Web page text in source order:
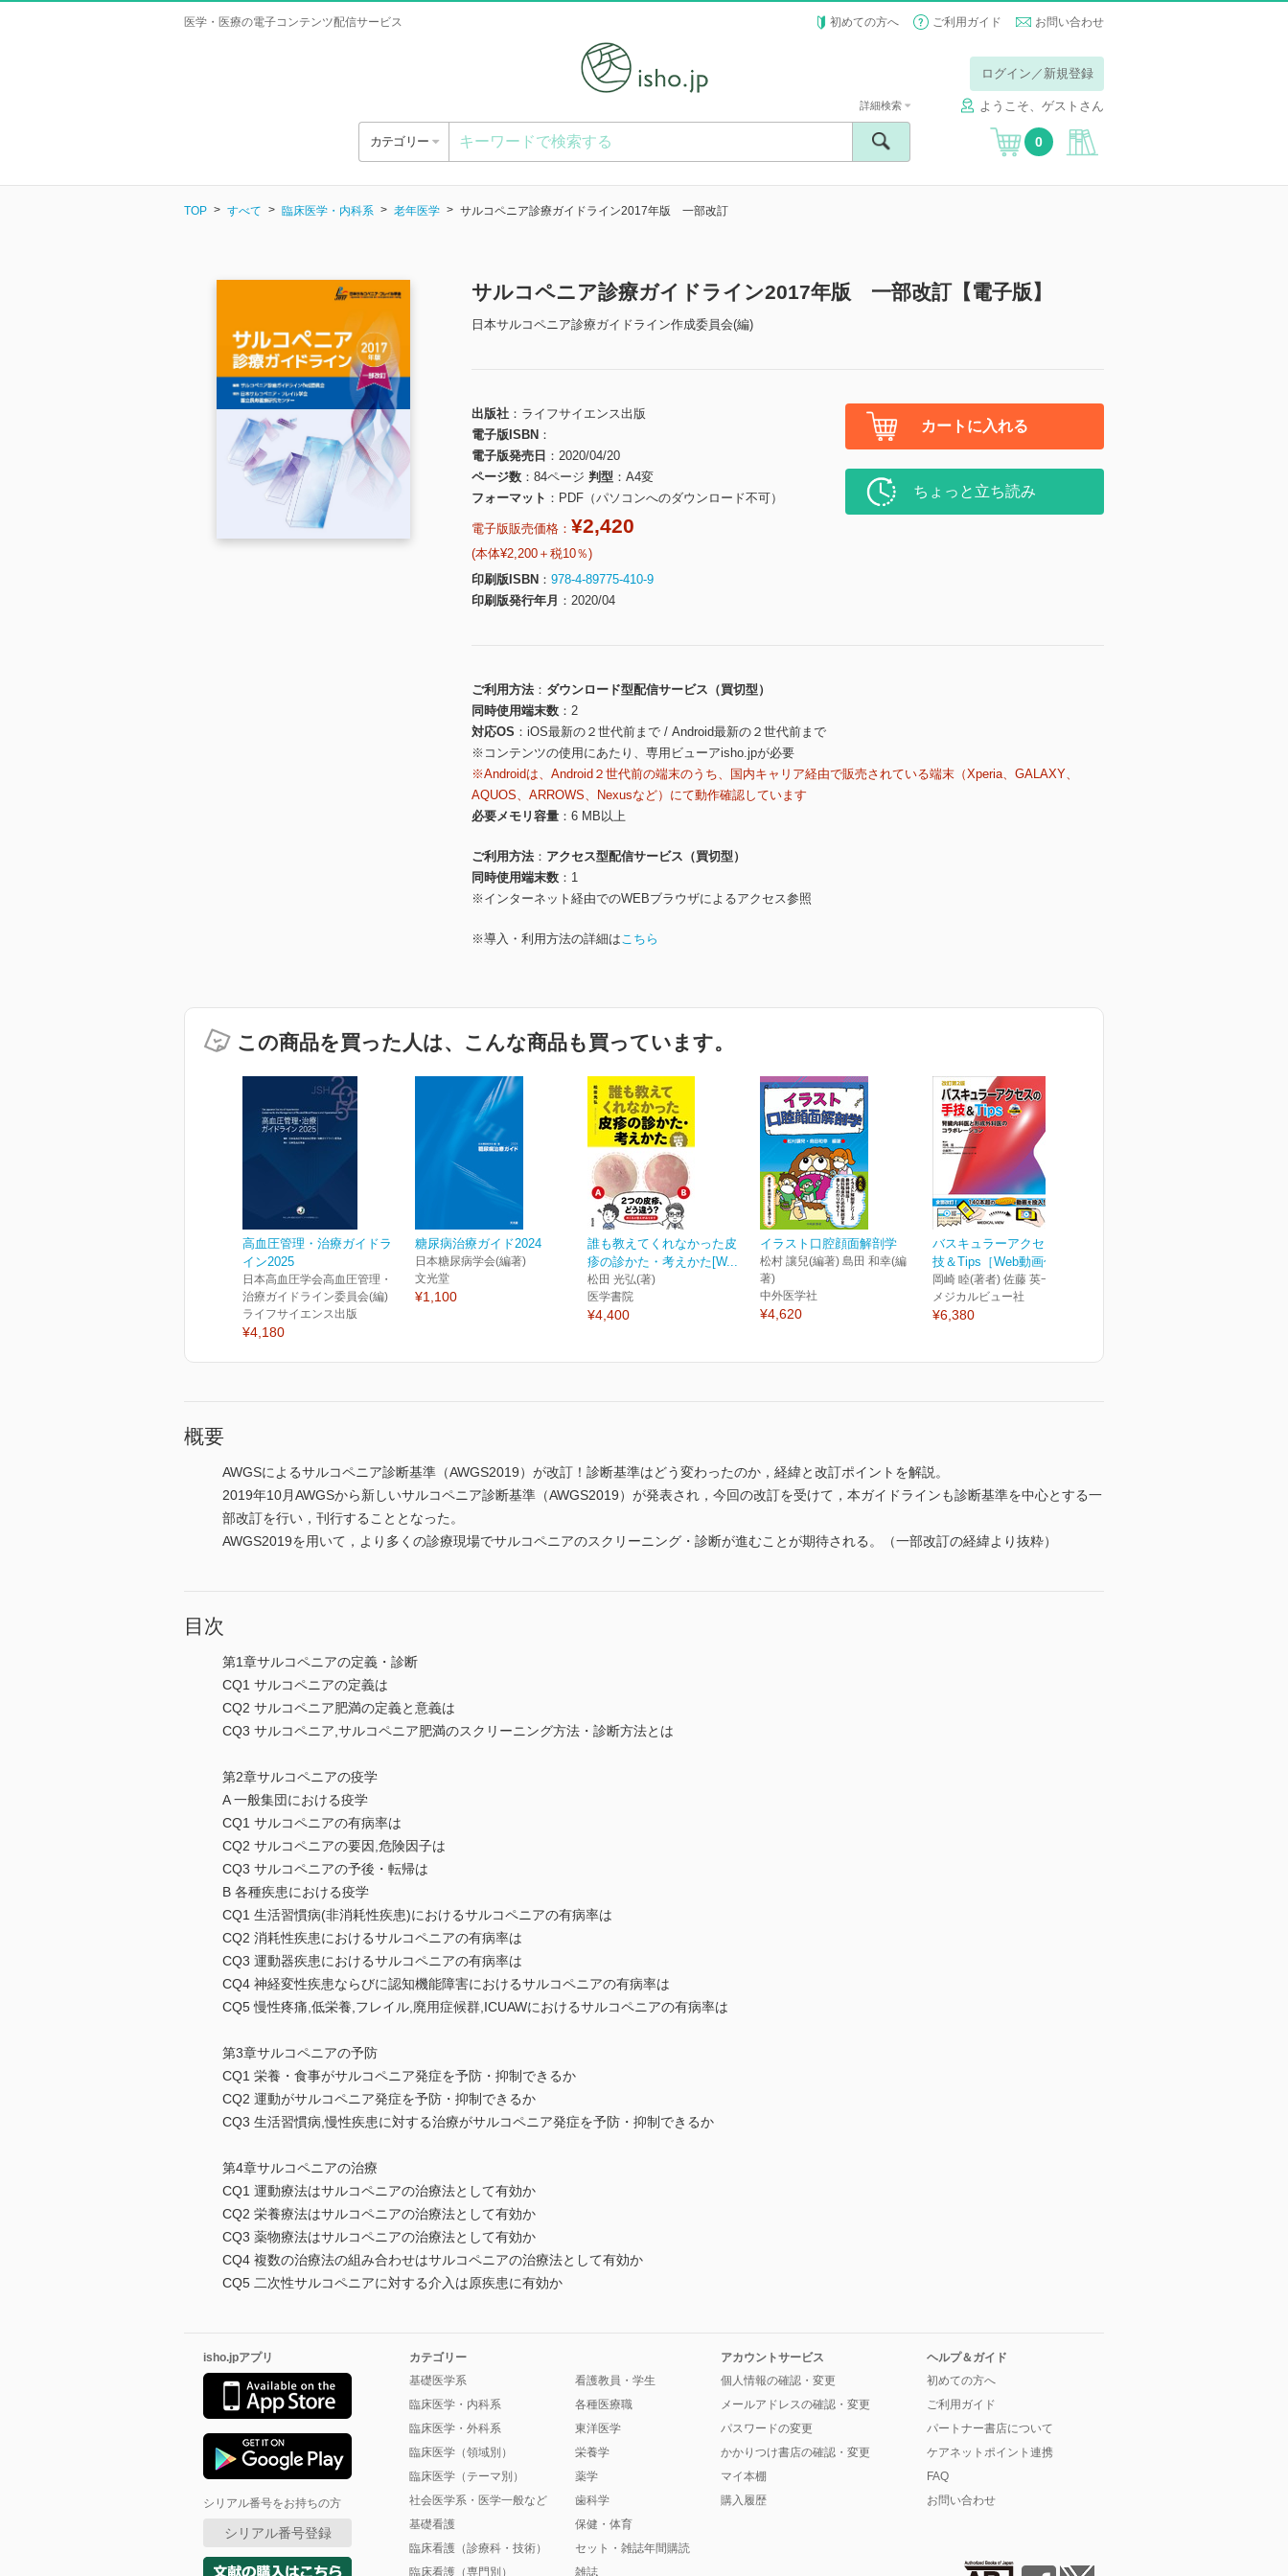
医学・医療の電子コンテンツ配信サービス 初めての方へ ご利用ガイド お問い合わせ
ログイン／新規登録
ようこそ、ゲストさん
カテゴリー
詳細検索
0
TOP すべて 臨床医学・内科系 老年医学 サルコペニア診療ガイドライン2017年版 一部改訂
サルコペニア診療ガイドライン2017年版 一部改訂【電子版】
日本サルコペニア診療ガイドライン作成委員会(編)
出版社
ライフサイエンス出版
電子版ISBN
電子版発売日
2020/04/20
ページ数
84ページ 判型
A4変
フォーマット
PDF（パソコンへのダウンロード不可）
電子版販売価格： ¥2,420
(本体¥2,200＋税10％)
印刷版ISBN
978-4-89775-410-9
印刷版発行年月
2020/04
カートに入れる
ちょっと立ち読み
ご利用方法
ダウンロード型配信サービス（買切型）
同時使用端末数
2
対応OS
iOS最新の２世代前まで / Android最新の２世代前まで
※コンテンツの使用にあたり、専用ビューアisho.jpが必要
※Androidは、Android２世代前の端末のうち、国内キャリア経由で販売されている端末（Xperia、GALAXY、
AQUOS、ARROWS、Nexusなど）にて動作確認しています
必要メモリ容量
6 MB以上
ご利用方法
アクセス型配信サービス（買切型）
同時使用端末数
1
※インターネット経由でのWEBブラウザによるアクセス参照
※導入・利用方法の詳細はこちら
この商品を買った人は、こんな商品も買っています。
高血圧管理・治療ガイドラ
イン2025
日本高血圧学会高血圧管理・
治療ガイドライン委員会(編)
ライフサイエンス出版
¥4,180
糖尿病治療ガイド2024
日本糖尿病学会(編著)
文光堂
¥1,100
誰も教えてくれなかった皮
疹の診かた・考えかた[W...
松田 光弘(著)
医学書院
¥4,400
イラスト口腔顔面解剖学
松村 讓兒(編著) 島田 和幸(編
著)
中外医学社
¥4,620
バスキュラーアクセスの手
技＆Tips［Web動画付］...
岡崎 睦(著者) 佐藤 英一(著者)
メジカルビュー社
¥6,380
概要
AWGSによるサルコペニア診断基準（AWGS2019）が改訂！診断基準はどう変わったのか，経緯と改訂ポイントを解説。
2019年10月AWGSから新しいサルコペニア診断基準（AWGS2019）が発表され，今回の改訂を受けて，本ガイドラインも診断基準を中心とする一
部改訂を行い，刊行することとなった。
AWGS2019を用いて，より多くの診療現場でサルコペニアのスクリーニング・診断が進むことが期待される。（一部改訂の経緯より抜粋）
目次
第1章サルコペニアの定義・診断
CQ1 サルコペニアの定義は
CQ2 サルコペニア肥満の定義と意義は
CQ3 サルコペニア,サルコペニア肥満のスクリーニング方法・診断方法とは
第2章サルコペニアの疫学
A 一般集団における疫学
CQ1 サルコペニアの有病率は
CQ2 サルコペニアの要因,危険因子は
CQ3 サルコペニアの予後・転帰は
B 各種疾患における疫学
CQ1 生活習慣病(非消耗性疾患)におけるサルコペニアの有病率は
CQ2 消耗性疾患におけるサルコペニアの有病率は
CQ3 運動器疾患におけるサルコペニアの有病率は
CQ4 神経変性疾患ならびに認知機能障害におけるサルコペニアの有病率は
CQ5 慢性疼痛,低栄養,フレイル,廃用症候群,ICUAWにおけるサルコペニアの有病率は
第3章サルコペニアの予防
CQ1 栄養・食事がサルコペニア発症を予防・抑制できるか
CQ2 運動がサルコペニア発症を予防・抑制できるか
CQ3 生活習慣病,慢性疾患に対する治療がサルコペニア発症を予防・抑制できるか
第4章サルコペニアの治療
CQ1 運動療法はサルコペニアの治療法として有効か
CQ2 栄養療法はサルコペニアの治療法として有効か
CQ3 薬物療法はサルコペニアの治療法として有効か
CQ4 複数の治療法の組み合わせはサルコペニアの治療法として有効か
CQ5 二次性サルコペニアに対する介入は原疾患に有効か
isho.jpアプリ
シリアル番号をお持ちの方
シリアル番号登録
カテゴリー
基礎医学系
臨床医学・内科系
臨床医学・外科系
臨床医学（領域別）
臨床医学（テーマ別）
社会医学系・医学一般など
基礎看護
臨床看護（診療科・技術）
臨床看護（専門別）
看護教員・学生
各種医療職
東洋医学
栄養学
薬学
歯科学
保健・体育
セット・雑誌年間購読
雑誌
アカウントサービス
個人情報の確認・変更
メールアドレスの確認・変更
パスワードの変更
かかりつけ書店の確認・変更
マイ本棚
購入履歴
ヘルプ＆ガイド
初めての方へ
ご利用ガイド
パートナー書店について
ケアネットポイント連携
FAQ
お問い合わせ